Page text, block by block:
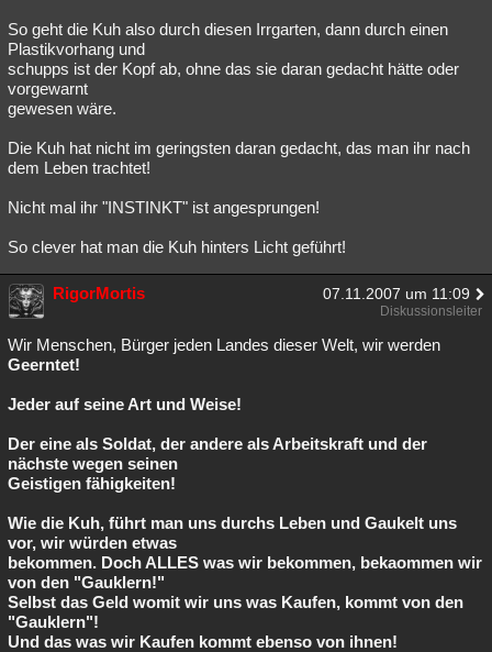
So geht die Kuh also durch diesen Irrgarten, dann durch einen
Plastikvorhang und
schupps ist der Kopf ab, ohne das sie daran gedacht hätte oder
vorgewarnt
gewesen wäre.
Die Kuh hat nicht im geringsten daran gedacht, das man ihr nach
dem Leben trachtet!
Nicht mal ihr "INSTINKT" ist angesprungen!
So clever hat man die Kuh hinters Licht geführt!
RigorMortis 07.11.2007 um 11:09
Diskussionsleiter
Wir Menschen, Bürger jeden Landes dieser Welt, wir werden
Geerntet!
Jeder auf seine Art und Weise!
Der eine als Soldat, der andere als Arbeitskraft und der
nächste wegen seinen
Geistigen fähigkeiten!
Wie die Kuh, führt man uns durchs Leben und Gaukelt uns
vor, wir würden etwas
bekommen. Doch ALLES was wir bekommen, bekaommen wir
von den "Gauklern!"
Selbst das Geld womit wir uns was Kaufen, kommt von den
"Gauklern"!
Und das was wir Kaufen kommt ebenso von ihnen!